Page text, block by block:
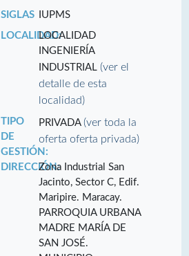
SIGLAS
IUPMS
LOCALIDAD:LOCALIDAD
INGENIERÍA
INDUSTRIAL(ver el
detalle de esta
localidad)
TIPO
DE
GESTIÓN:
PRIVADA(ver toda la
oferta oferta privada)
DIRECCIÓN:Zona Industrial San
Jacinto, Sector C, Edif.
Maripire. Maracay.
PARROQUIA URBANA
MADRE MARÍA DE
SAN JOSÉ.